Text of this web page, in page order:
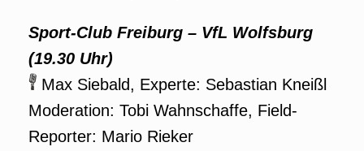
Sport-Club Freiburg – VfL Wolfsburg
(19.30 Uhr)
Max Siebald, Experte: Sebastian Kneißl
Moderation: Tobi Wahnschaffe, Field-
Reporter: Mario Rieker